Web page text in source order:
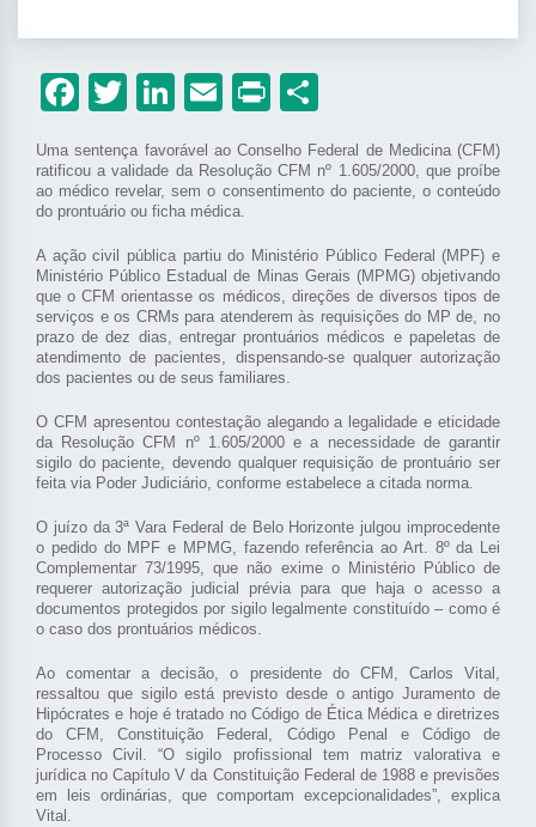
Facebook
Twitter
LinkedIn
Email
Print
Uma sentença favorável ao Conselho Federal de Medicina (CFM)
ratificou a validade da Resolução CFM nº 1.605/2000, que proíbe
ao médico revelar, sem o consentimento do paciente, o conteúdo
do prontuário ou ficha médica.
A ação civil pública partiu do Ministério Público Federal (MPF) e
Ministério Público Estadual de Minas Gerais (MPMG) objetivando
que o CFM orientasse os médicos, direções de diversos tipos de
serviços e os CRMs para atenderem às requisições do MP de, no
prazo de dez dias, entregar prontuários médicos e papeletas de
atendimento de pacientes, dispensando-se qualquer autorização
dos pacientes ou de seus familiares.
O CFM apresentou contestação alegando a legalidade e eticidade
da Resolução CFM nº 1.605/2000 e a necessidade de garantir
sigilo do paciente, devendo qualquer requisição de prontuário ser
feita via Poder Judiciário, conforme estabelece a citada norma.
O juízo da 3ª Vara Federal de Belo Horizonte julgou improcedente
o pedido do MPF e MPMG, fazendo referência ao Art. 8º da Lei
Complementar 73/1995, que não exime o Ministério Público de
requerer autorização judicial prévia para que haja o acesso a
documentos protegidos por sigilo legalmente constituído – como é
o caso dos prontuários médicos.
Ao comentar a decisão, o presidente do CFM, Carlos Vital,
ressaltou que sigilo está previsto desde o antigo Juramento de
Hipócrates e hoje é tratado no Código de Ética Médica e diretrizes
do CFM, Constituição Federal, Código Penal e Código de
Processo Civil. “O sigilo profissional tem matriz valorativa e
jurídica no Capítulo V da Constituição Federal de 1988 e previsões
em leis ordinárias, que comportam excepcionalidades”, explica
Vital.